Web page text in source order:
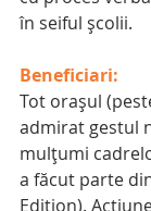
în seiful şcolii.
Beneficiari:
Tot oraşul
admirat gestul
mulţumi
a făcut parte
Edition).